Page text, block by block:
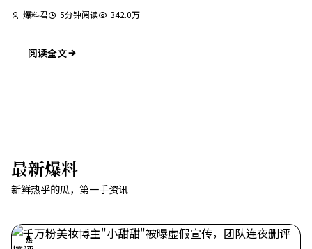
爆料君 5分钟阅读 342.0万
阅读全文
最新爆料
新鲜热乎的瓜，第一手资讯
热